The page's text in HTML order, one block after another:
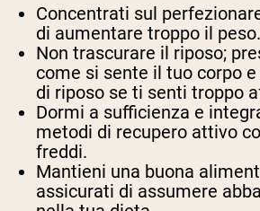
Concentrati sul
di aumentare troppo il peso.
Non trascurare il riposo;
come si sente il tuo corpo
di riposo se ti senti troppo
Dormi a sufficienza e
metodi di recupero attivo
freddi.
Mantieni una buona
assicurati di assumere